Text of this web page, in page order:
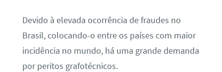
Devido à elevada ocorrência de fraudes no
Brasil, colocando-o entre os países com maior
incidência no mundo, há uma grande demanda
por peritos grafotécnicos.